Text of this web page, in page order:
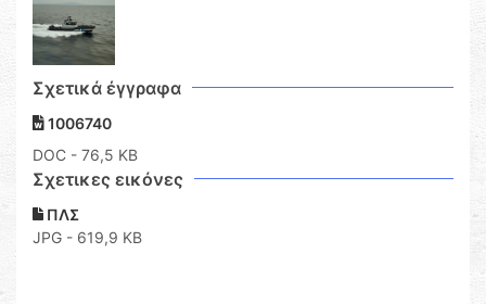
Σχετικά έγγραφα
1006740
DOC - 76,5 KB
Σχετικες εικόνες
ΠΛΣ
JPG - 619,9 KB